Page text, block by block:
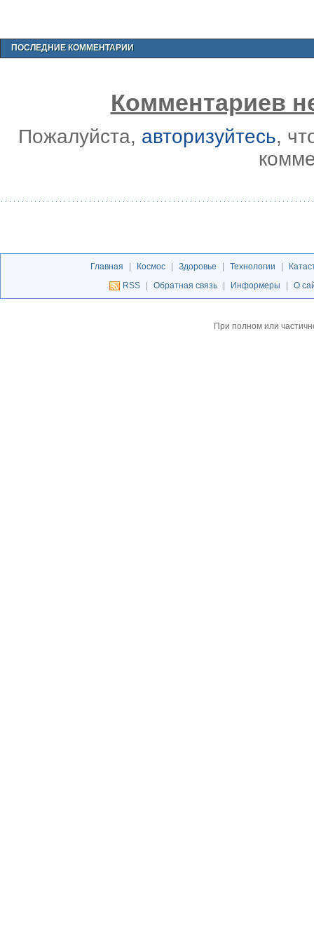
ПОСЛЕДНИЕ КОММЕНТАРИИ
Комментариев
Пожалуйста, авторизуйтесь,
Главная | Космос | Здоровье | Технологии |
RSS
| Обратная связь | Информеры | О
При полном или